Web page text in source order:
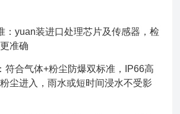
：yuan装进口处理芯片及传感器，检
准确
符合气体+粉尘防爆双标准，IP66高
尘进入，雨水或短时间浸水不受影